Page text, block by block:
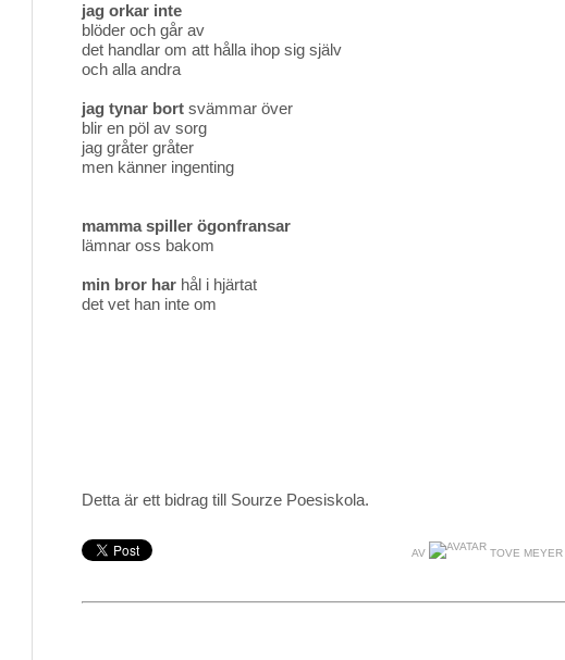
jag orkar inte
blöder och går av
det handlar om att hålla ihop sig själv
och alla andra
jag tynar bort svämmar över
blir en pöl av sorg
jag gråter gråter
men känner ingenting
mamma spiller ögonfransar
lämnar oss bakom
min bror har hål i hjärtat
det vet han inte om
Detta är ett bidrag till Sourze Poesiskola.
AV TOVE MEYER